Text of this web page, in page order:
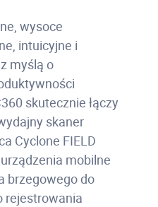
wysoce
intuicyjne i
myślą o
skutecznie łączy
skaner
Cyclone FIELD
mobilne
brzegowego do
rejestrowania